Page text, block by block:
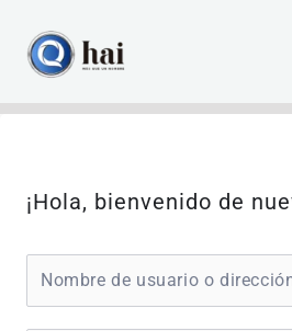
contenido
¡Hola, bienvenido de